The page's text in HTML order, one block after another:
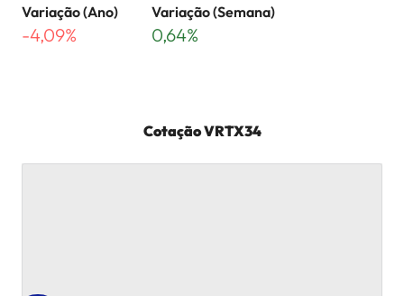
Variação (Ano)
-4,09%
Variação (Semana)
0,64%
CotaçãoVRTX34